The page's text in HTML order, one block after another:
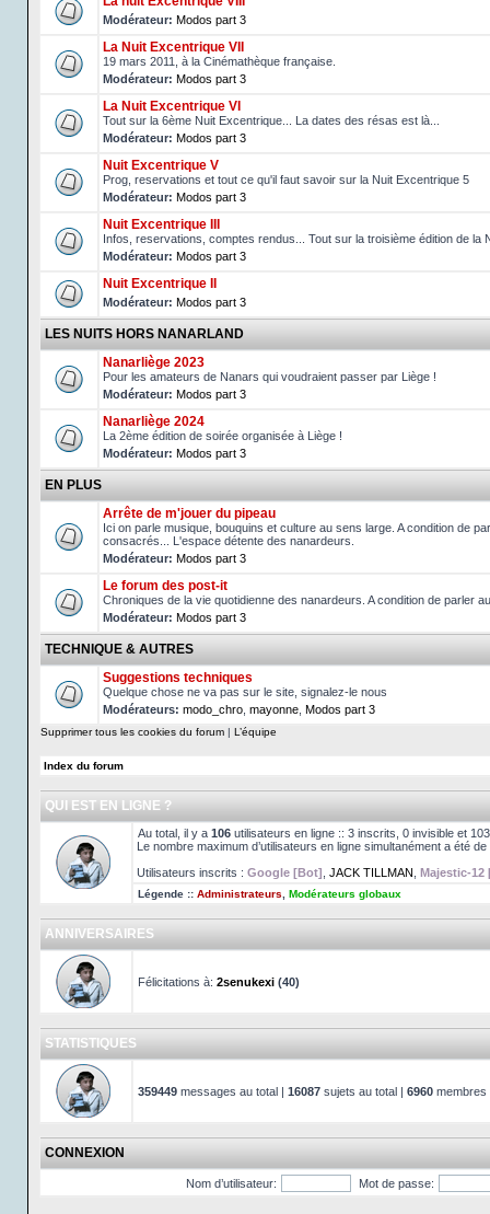
Modérateur: Modos part 3
La Nuit Excentrique VII
19 mars 2011, à la Cinémathèque française.
Modérateur: Modos part 3
La Nuit Excentrique VI
Tout sur la 6ème Nuit Excentrique... La dates des résas est là...
Modérateur: Modos part 3
Nuit Excentrique V
Prog, reservations et tout ce qu'il faut savoir sur la Nuit Excentrique 5
Modérateur: Modos part 3
Nuit Excentrique III
Infos, reservations, comptes rendus... Tout sur la troisième édition de la
Modérateur: Modos part 3
Nuit Excentrique II
Modérateur: Modos part 3
LES NUITS HORS NANARLAND
Nanarliège 2023
Pour les amateurs de Nanars qui voudraient passer par Liège !
Modérateur: Modos part 3
Nanarliège 2024
La 2ème édition de soirée organisée à Liège !
Modérateur: Modos part 3
EN PLUS
Arrête de m'jouer du pipeau
Ici on parle musique, bouquins et culture au sens large. A condition de
consacrés... L'espace détente des nanardeurs.
Modérateur: Modos part 3
Le forum des post-it
Chroniques de la vie quotidienne des nanardeurs. A condition de parler
Modérateur: Modos part 3
TECHNIQUE & AUTRES
Suggestions techniques
Quelque chose ne va pas sur le site, signalez-le nous
Modérateurs: modo_chro mayonne Modos part 3
Supprimer tous les cookies du forum | L’équipe
Index du forum
QUI EST EN LIGNE ?
Au total, il y a 106 utilisateurs en ligne :: 3 inscrits, 0 invisible et
Le nombre maximum d’utilisateurs en ligne simultanément a été de
Utilisateurs inscrits : Google [Bot] JACK TILLMAN Majestic-12
Légende :: Administrateurs Modérateurs globaux
ANNIVERSAIRES
Félicitations à: 2senukexi (40)
STATISTIQUES
359449 messages au total | 16087 sujets au total | 6960 membres
CONNEXION
Nom d’utilisateur: Mot de passe: